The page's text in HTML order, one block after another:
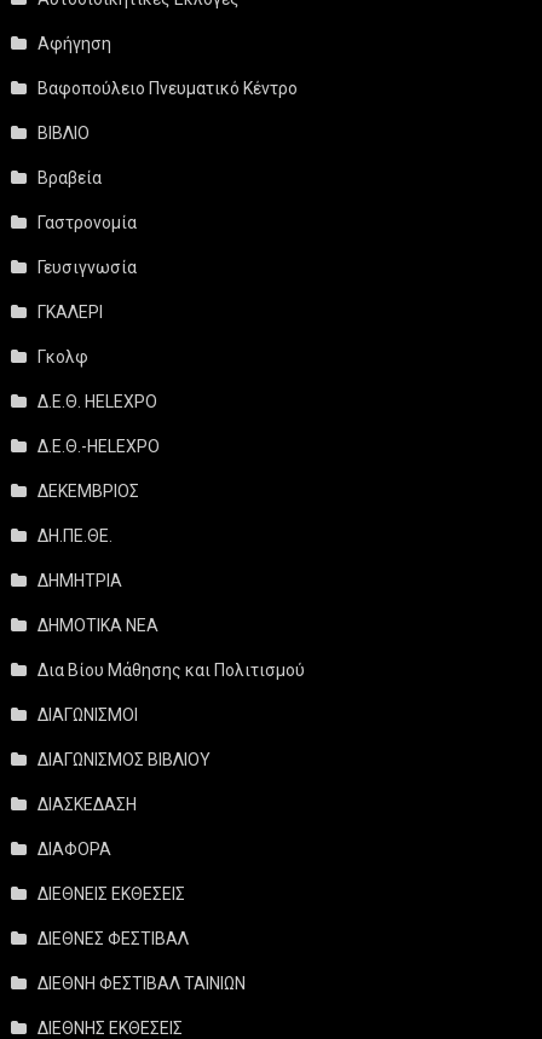
Αφήγηση
Βαφοπούλειο Πνευματικό Κέντρο
ΒΙΒΛΙΟ
Βραβεία
Γαστρονομία
Γευσιγνωσία
ΓΚΑΛΕΡΙ
Γκολφ
Δ.Ε.Θ. HELEXPO
Δ.Ε.Θ.-HELEXPO
ΔΕΚΕΜΒΡΙΟΣ
ΔΗ.ΠΕ.ΘΕ.
ΔΗΜΗΤΡΙΑ
ΔΗΜΟΤΙΚΑ ΝΕΑ
Δια Βίου Μάθησης και Πολιτισμού
ΔΙΑΓΩΝΙΣΜΟΙ
ΔΙΑΓΩΝΙΣΜΟΣ ΒΙΒΛΙΟΥ
ΔΙΑΣΚΕΔΑΣΗ
ΔΙΑΦΟΡΑ
ΔΙΕΘΝΕΙΣ ΕΚΘΕΣΕΙΣ
ΔΙΕΘΝΕΣ ΦΕΣΤΙΒΑΛ
ΔΙΕΘΝΗ ΦΕΣΤΙΒΑΛ ΤΑΙΝΙΩΝ
ΔΙΕΘΝΗΣ ΕΚΘΕΣΕΙΣ